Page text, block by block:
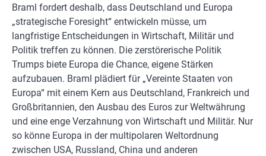
Braml fordert deshalb, dass Deutschland und Europa
„strategische Foresight“ entwickeln müsse, um
langfristige Entscheidungen in Wirtschaft, Militär und
Politik treffen zu können. Die zerstörerische Politik
Trumps biete Europa die Chance, eigene Stärken
aufzubauen. Braml plädiert für „Vereinte Staaten von
Europa“ mit einem Kern aus Deutschland, Frankreich und
Großbritannien, den Ausbau des Euros zur Weltwährung
und eine enge Verzahnung von Wirtschaft und Militär. Nur
so könne Europa in der multipolaren Weltordnung
zwischen USA, Russland, China und anderen